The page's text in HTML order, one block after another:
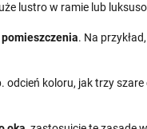
lustro w ramie lub
pomieszczenia. Na
odcień koloru, jak trzy